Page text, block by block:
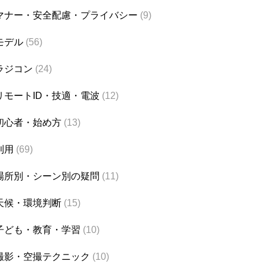
ナー・安全配慮・プライバシー (9)
デル (56)
ジコン (24)
モートID・技適・電波 (12)
心者・始め方 (13)
用 (69)
所別・シーン別の疑問 (11)
候・環境判断 (15)
ども・教育・学習 (10)
影・空撮テクニック (10)